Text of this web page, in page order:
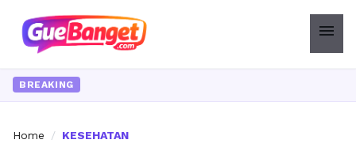
menu
BREAKING
Home / KESEHATAN